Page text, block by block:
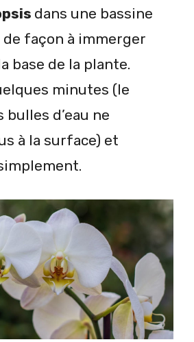
dans une bassine
de façon à immerger
base de la plante.
minutes (le
d’eau ne
à la surface) et